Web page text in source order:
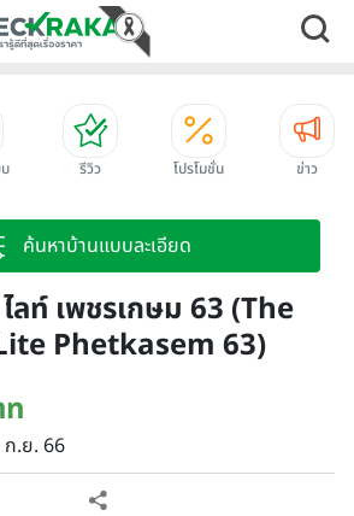
รีวิว โปรโมชั่น ข่าว
ค้นหาบ้านแบบละเอียด
ไลท์ เพชรเกษม 63 (The
Phetkasem 63)
.ย. 66